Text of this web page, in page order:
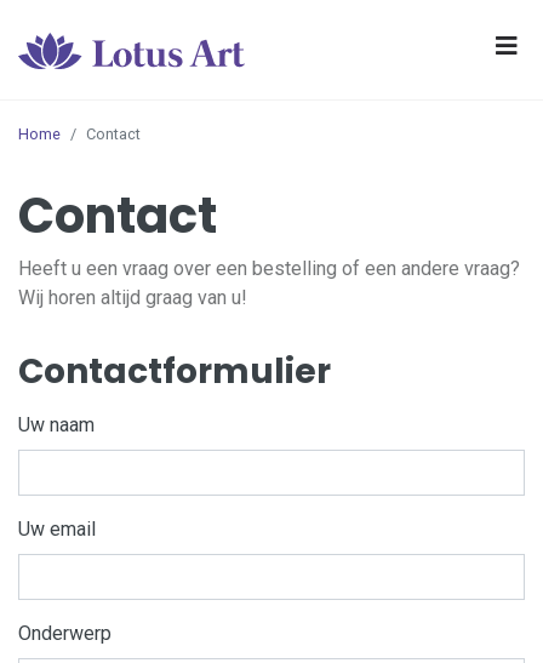
Home Contact
Contact
Heeft u een vraag over een bestelling of een andere vraag?
Wij horen altijd graag van u!
Contactformulier
Uw naam
Uw email
Onderwerp